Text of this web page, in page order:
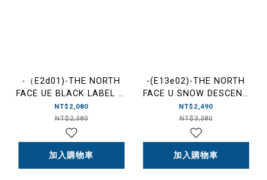
-（E2d01)-THE NORTH
FACE UE BLACK LABEL T-
SHIRT 黑標 重磅 電繡
LOGO 素色 短Ｔ-
NF0A8BTV 鐵灰(0UZ)
NT$2,080
NT$2,380
加入購物車
-(E13e02)-THE NORTH
FACE U SNOW DESCEND
RLX CREW 滑雪圖案 長袖
大學T 黑(JK3)/米白(QLI)-
NF0A8ATH
NT$2,490
NT$3,380
加入購物車